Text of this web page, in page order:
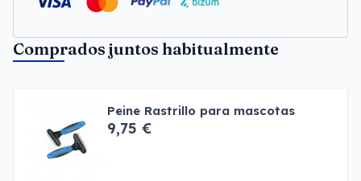
Comprados juntos habitualmente
Peine Rastrillo para mascotas
9,75 €